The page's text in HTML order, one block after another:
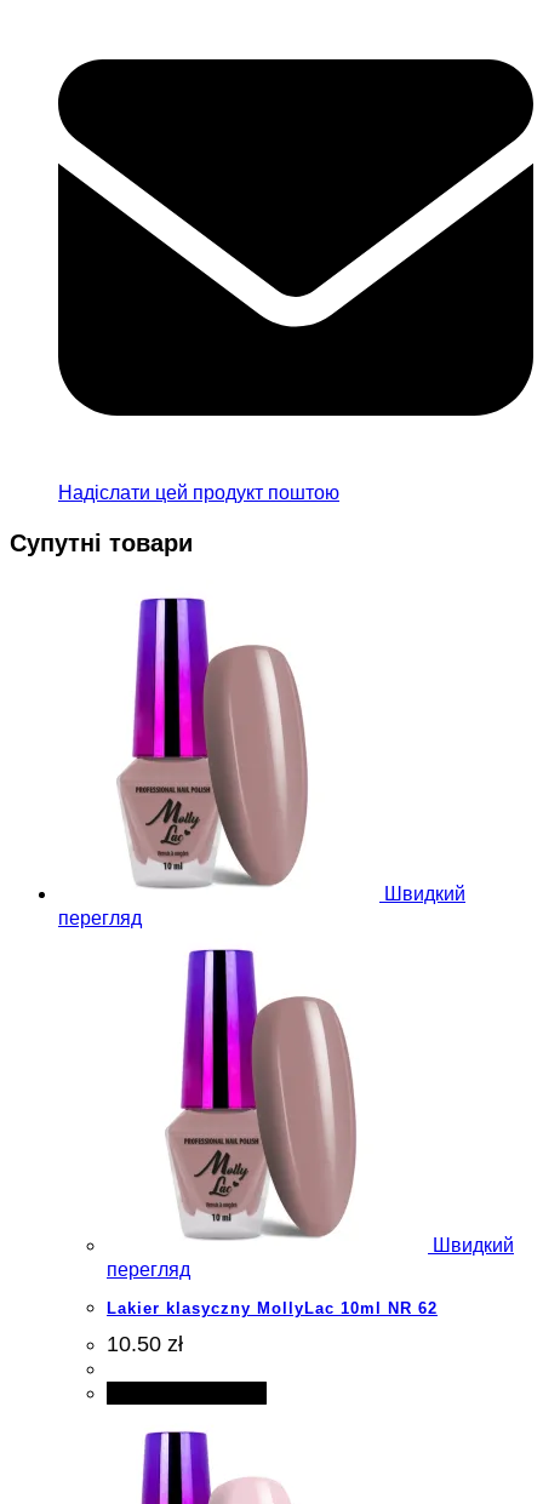
Надіслати цей продукт поштою
Супутні товари
Швидкий
перегляд
Швидкий
перегляд
Lakier klasyczny MollyLac 10ml NR 62
10.50 zł